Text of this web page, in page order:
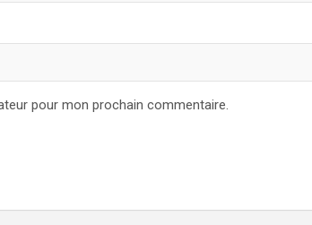
pour mon prochain commentaire.